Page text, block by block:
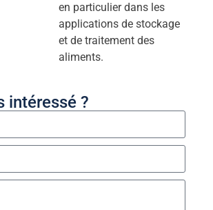
en particulier dans les
applications de stockage
et de traitement des
aliments.
intéressé ?